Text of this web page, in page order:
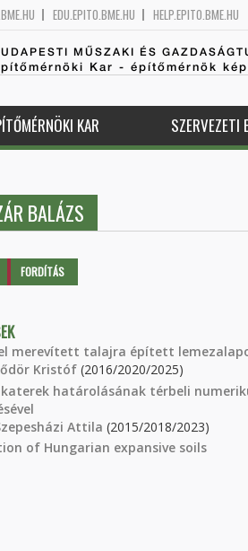
EDU.EPITO.BME.HU HELP.EPITO.BME.HU
MŰSZAKI ÉS
Kar - építőmérnök
KAR SZERVEZETI
BALÁZS
fülek
(AKTÍVFORDÍTÁS
merevített talajra épített
Kristóf (2016/2020/2025)
határolásának térbeli
Attila (2015/2018/2023)
of Hungarian expansive soils